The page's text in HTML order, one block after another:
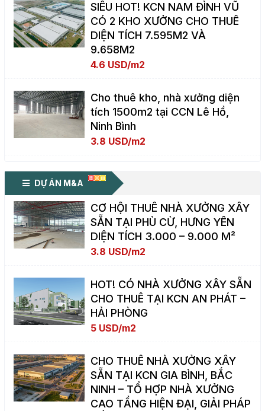
SIÊU HOT! KCN NAM ĐÌNH VŨ
CÓ 2 KHO XƯỞNG CHO THUÊ
DIỆN TÍCH 7.595M2 VÀ
9.658M2
4.6 USD/m2
Cho thuê kho, nhà xưởng diện
tích 1500m2 tại CCN Lê Hồ,
Ninh Bình
3.8 USD/m2
DỰ ÁN M&A
CƠ HỘI THUÊ NHÀ XƯỞNG XÂY
SẴN TẠI PHÙ CỪ, HƯNG YÊN
DIỆN TÍCH 3.000 – 9.000 M²
3.8 USD/m2
HOT! CÓ NHÀ XƯỞNG XÂY SẴN
CHO THUÊ TẠI KCN AN PHÁT –
HẢI PHÒNG
5 USD/m2
CHO THUÊ NHÀ XƯỞNG XÂY
SẴN TẠI KCN GIA BÌNH, BẮC
NINH – TỔ HỢP NHÀ XƯỞNG
CAO TẦNG HIỆN ĐẠI, GIẢI PHÁP